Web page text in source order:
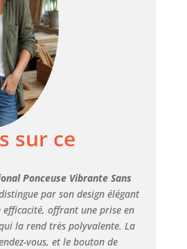
maximales. Liberté
totale. Toutes les
batteries sont
compatibles avec
les outils Bosch
Professional
nouveaux et
même classe de
tension.
sur ce
Ponceuse Vibrante Sans
par son design élégant
offrant une prise en
la rend très polyvalente. La
vous, et le bouton de